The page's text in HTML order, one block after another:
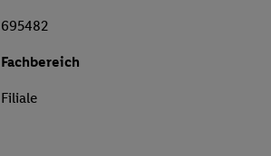
695482
Fachbereich
Filiale